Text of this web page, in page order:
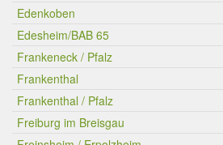
Edenkoben
Edesheim/BAB 65
Frankeneck / Pfalz
Frankenthal
Frankenthal / Pfalz
Freiburg im Breisgau